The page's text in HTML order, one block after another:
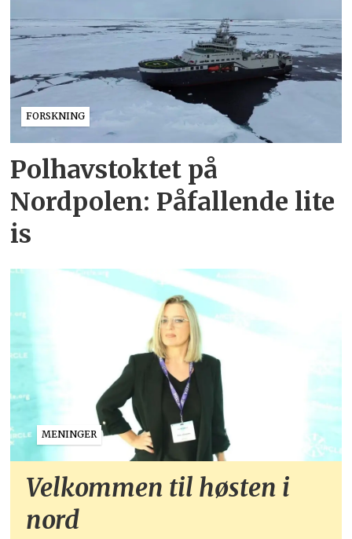
FORSKNING
Polhavstoktet på
Nordpolen: Påfallende lite
is
MENINGER
Velkommen til høsten i
nord